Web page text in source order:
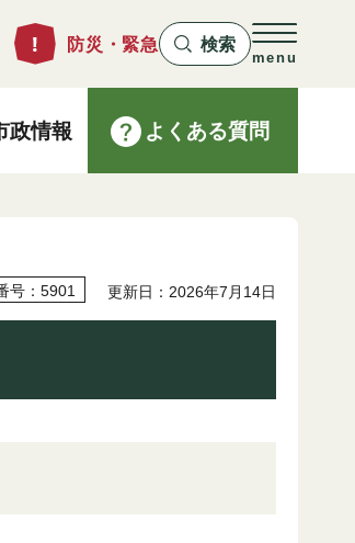
防災・緊急 検索
menu
政情報 よくある質問
号：5901 更新日：2026年7月14日